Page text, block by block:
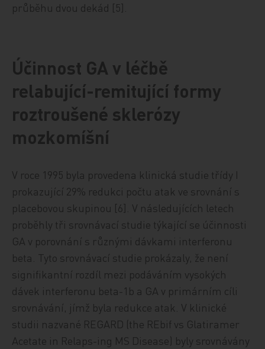
průběhu dvou dekád [5].
Účinnost GA v léčbě
relabující-remitující formy
roztroušené sklerózy
mozkomíšní
V roce 1995 byla provedena klinická studie třídy I
prokazující 29% redukci počtu atak ve srovnání s
placebovou skupinou [6]. V následujících letech
proběhly tři srovnávací studie týkající se účinnosti
GA v porovnání s různými dávkami interferonu
beta. Tyto srovnávací studie prokázaly, že není
signifikantní rozdíl mezi podáváním vysokých
dávek interferonu beta-1b a GA v primárním cíli
srovnávání, jímž byla redukce atak. V klinické
studii nazvané REGARD (the REbif vs Glatiramer
Acetate in Relaps-ing MS Disease) byly srovnávány